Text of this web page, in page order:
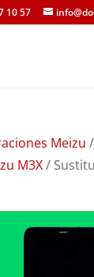
10 57
Meizu /
M3X/